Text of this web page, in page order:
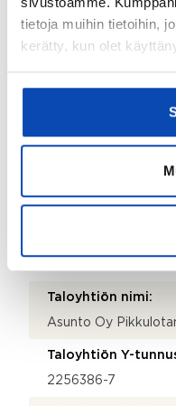
tietoja muihin tietoihin,
kerätty, kun olet
Kohde on liitetty
Kyllä
Hyvä
Kohde myydään
Ei
Kauppaan ei kuulu:
Mikro
Taloyhtiö
Taloyhtiön nimi:
Asunto Oy
Taloyhtiön Y-
2256386-7